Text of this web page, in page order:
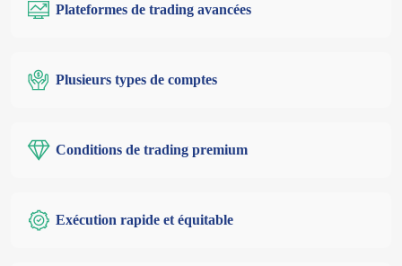
Plateformes de trading avancées
Plusieurs types de comptes
Conditions de trading premium
Exécution rapide et équitable